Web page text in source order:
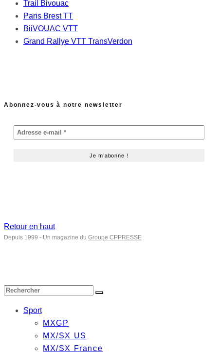
Trail Bivouac
Paris Brest TT
BiiVOUAC VTT
Grand Rallye VTT TransVerdon
Abonnez-vous à notre newsletter
Retour en haut
Depuis 1999 - Un magazine du Groupe CPPRESSE
Sport
MXGP
MX/SX US
MX/SX France